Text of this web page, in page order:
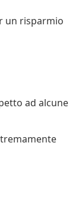
un risparmio
ad alcune